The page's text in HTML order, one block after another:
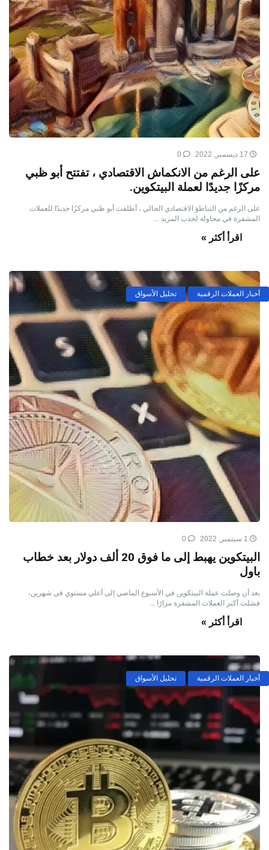
على الرغم من الانكماش الاقتصادي ، تفتتح أبو ظبي
مركزًا جديدًا لعملة البيتكوين.
على الرغم من التباطؤ الاقتصادي الحالي ، أطلقت أبو ظبي مركزًا جديدًا للعملات
المشفرة في محاولة لجذب المزيد ...
اقرأ أكثر »
أخبار العملات الرقمية تحليل الأسواق
البيتكوين يهبط إلى ما فوق 20 ألف دولار بعد خطاب
باول
بعد أن وصلت عملة البيتكوين في الأسبوع الماضي إلى أعلي مستوي في شهرين،
فشلت أكبر العملات المشفرة مرارًا ...
اقرأ أكثر »
أخبار العملات الرقمية تحليل الأسواق